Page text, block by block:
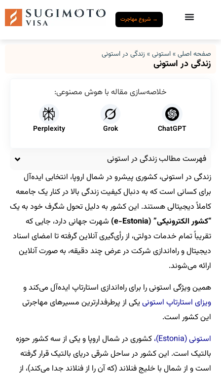
→ شروع مهاجرت
صفحه اصلی»استونی» زندگی در استونی
زندگی در استونی
خلاصه‌سازی مقاله با هوش مصنوعی:
ChatGPT
Grok
Perplexity
فهرست مطالب زندگی در استونی
زندگی در استونی، کشوری پیشرو در شمال اروپا، انتخابی ایده‌آل
برای کسانی است که به دنبال کیفیت زندگی بالا در کنار یک جامعه
کاملاً دیجیتالی هستند. این کشور به دلیل تحول شگرف خود به یک
“کشور الکترونیکی” (e-Estonia)
شهرت جهانی دارد، جایی که
تقریباً تمام خدمات دولتی، از رأی‌گیری آنلاین گرفته تا امضای اسناد
دیجیتال و راه‌اندازی شرکت در عرض چند دقیقه، به صورت آنلاین
ارائه می‌شوند.
همین ویژگی استونی را برای راه‌اندازی استارتاپ ایده‌آل می‌کند و
ویزای استارتاپ استونییکی از پرطرفدارترین مسیرهای مهاجرتی
این کشور است.
استونی (Estonia)،
کشوری در شمال اروپا و یکی از سه کشور حوزه
بالتیک است. این کشور در ساحل شرقی دریای بالتیک قرار گرفته
است و از شمال با خلیج فنلاند (که آن را از فنلاند جدا می‌کند)، از